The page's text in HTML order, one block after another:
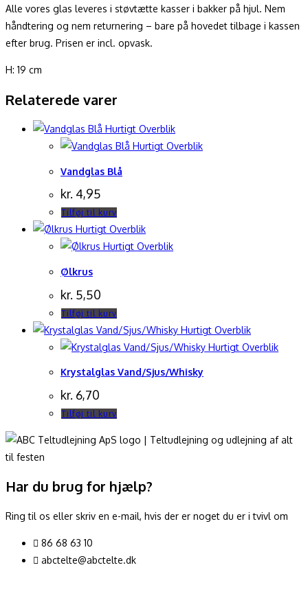
Alle vores glas leveres i støvtætte kasser i bakker på hjul. Nem
håndtering og nem returnering – bare på hovedet tilbage i kassen
efter brug. Prisen er incl. opvask.
H: 19 cm
Relaterede varer
Hurtigt Overblik
Hurtigt Overblik
Vandglas Blå
kr. 4,95
Tilføj til kurv
Hurtigt Overblik
Hurtigt Overblik
Ølkrus
kr. 5,50
Tilføj til kurv
Hurtigt Overblik
Hurtigt Overblik
Krystalglas Vand/Sjus/Whisky
kr. 6,70
Tilføj til kurv
Har du brug for hjælp?
Ring til os eller skriv en e-mail, hvis der er noget du er i tvivl om
86 68 63 10
abctelte@abctelte.dk